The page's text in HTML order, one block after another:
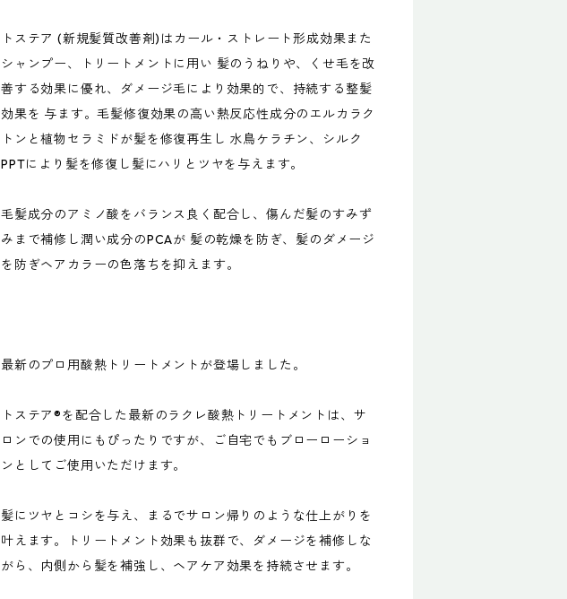
トステア (新規髪質改善剤)はカール・ストレート形成効果また
シャンプー、トリートメントに用い 髪のうねりや、くせ毛を改
善する効果に優れ、ダメージ毛により効果的で、持続する整髪
効果を 与ます。毛髪修復効果の高い熱反応性成分のエルカラク
トンと植物セラミドが髪を修復再生し 水鳥ケラチン、シルク
PPTにより髪を修復し髪にハリとツヤを与えます。
毛髪成分のアミノ酸をバランス良く配合し、傷んだ髪のすみず
みまで補修し潤い成分のPCAが 髪の乾燥を防ぎ、髪のダメージ
を防ぎヘアカラーの色落ちを抑えます。
最新のプロ用酸熱トリートメントが登場しました。
トステア®️を配合した最新のラクレ酸熱トリートメントは、サ
ロンでの使用にもぴったりですが、ご自宅でもブローローショ
ンとしてご使用いただけます。
髪にツヤとコシを与え、まるでサロン帰りのような仕上がりを
叶えます。トリートメント効果も抜群で、ダメージを補修しな
がら、内側から髪を補強し、ヘアケア効果を持続させます。